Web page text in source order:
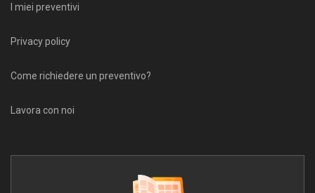
I miei preventivi
Privacy policy
Come richiedere un preventivo?
Lavora con noi